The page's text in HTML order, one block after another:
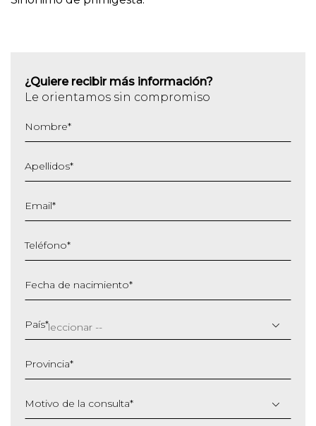
¿Quiere recibir más información?
Le orientamos sin compromiso
Nombre*
Apellidos*
Email*
Teléfono*
Fecha de nacimiento*
barra
MM
AAAA
País*
Provincia*
Motivo de la consulta*